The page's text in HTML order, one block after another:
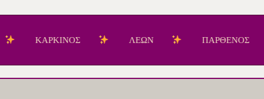
ΚΑΡΚΙΝΟΣ ΛΕΩΝ ΠΑΡΘΕΝΟΣ